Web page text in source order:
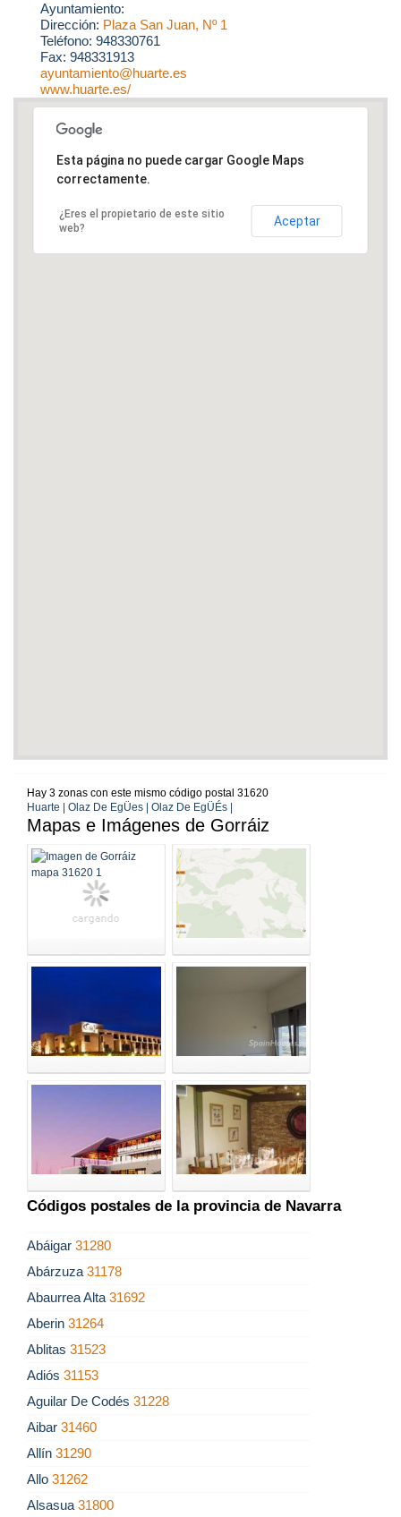
Ayuntamiento:
Dirección: Plaza San Juan, Nº 1
Teléfono: 948330761
Fax: 948331913
ayuntamiento@huarte.es
www.huarte.es/
Esta página no puede cargar Google Maps
correctamente.
¿Eres el propietario de este sitio
web?
Aceptar
Hay 3 zonas con este mismo código postal 31620
Huarte | Olaz De EgÜes | Olaz De EgÜÉs |
Mapas e Imágenes de Gorráiz
Códigos postales de la provincia de Navarra
Abáigar 31280
Abárzuza 31178
Abaurrea Alta 31692
Aberin 31264
Ablitas 31523
Adiós 31153
Aguilar De Codés 31228
Aibar 31460
Allín 31290
Allo 31262
Alsasua 31800